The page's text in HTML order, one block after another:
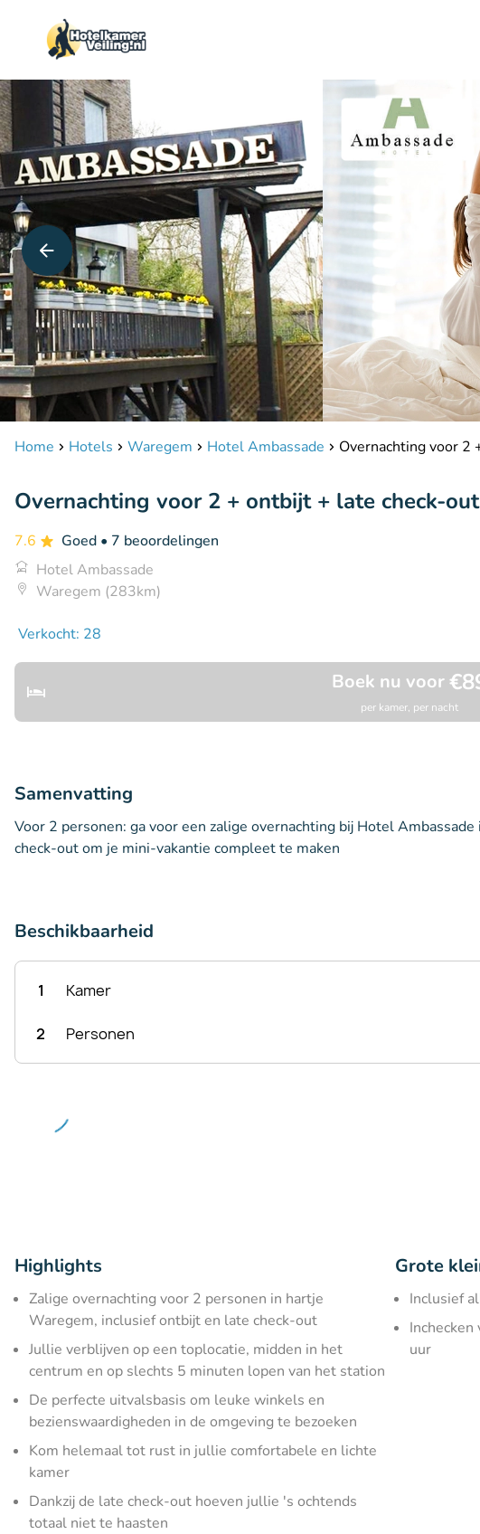
Home Hotels Waregem Hotel Ambassade Overnachting voor 2
Overnachting voor 2 + ontbijt + late check-
7.6 Goed • 7 beoordelingen
Hotel Ambassade
Waregem (283km)
Verkocht: 28
Boek nu voor
per kamer, per nacht
Samenvatting
Voor 2 personen: ga voor een zalige overnachting bij Hotel
check-out om je mini-vakantie compleet te maken
Beschikbaarheid
1 Kamer
2 Personen
Highlights
Zalige overnachting voor 2 personen in hartje
Waregem, inclusief ontbijt en late check-out
Jullie verblijven op een toplocatie, midden in het
centrum en op slechts 5 minuten lopen van het station
De perfecte uitvalsbasis om leuke winkels en
bezienswaardigheden in de omgeving te bezoeken
Kom helemaal tot rust in jullie comfortabele en lichte
kamer
Dankzij de late check-out hoeven jullie 's ochtends
totaal niet te haasten
Grote
Inclusief
uur